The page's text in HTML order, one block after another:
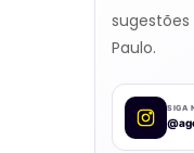
Paulo.
SIGA